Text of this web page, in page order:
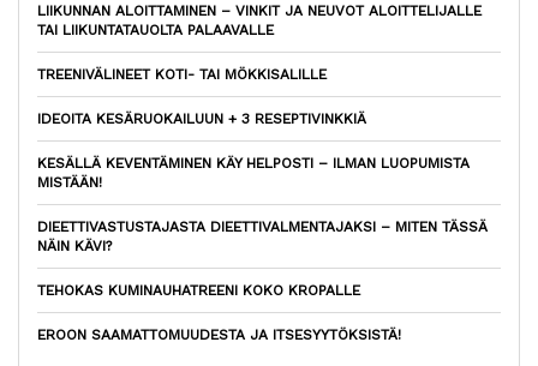
LIIKUNNAN ALOITTAMINEN – VINKIT JA NEUVOT ALOITTELIJALLE
TAI LIIKUNTATAUOLTA PALAAVALLE
TREENIVÄLINEET KOTI- TAI MÖKKISALILLE
IDEOITA KESÄRUOKAILUUN + 3 RESEPTIVINKKIÄ
KESÄLLÄ KEVENTÄMINEN KÄY HELPOSTI – ILMAN LUOPUMISTA
MISTÄÄN!
DIEETTIVASTUSTAJASTA DIEETTIVALMENTAJAKSI – MITEN TÄSSÄ
NÄIN KÄVI?
TEHOKAS KUMINAUHATREENI KOKO KROPALLE
EROON SAAMATTOMUUDESTA JA ITSESYYTÖKSISTÄ!